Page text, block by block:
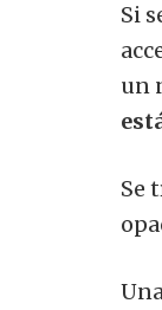
Si
un
Se